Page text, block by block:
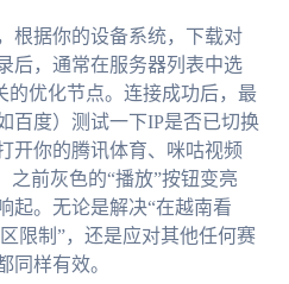
根据你的设备系统，下载对
后，通常在服务器列表中选
的优化节点。连接成功后，最
百度）测试一下IP是否已切换
开你的腾讯体育、咪咕视频
之前灰色的“播放”按钮变亮
起。无论是解决“在越南看
限制”，还是应对其他任何赛
同样有效。